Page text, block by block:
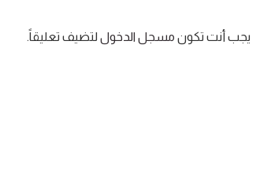
يجب أنت تكون مسجل الدخول لتضيف تعليقاً.